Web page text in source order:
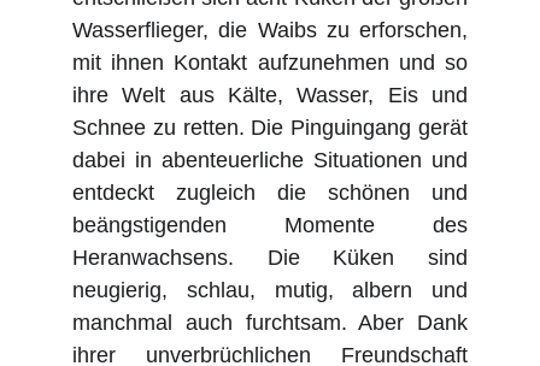
Wasserflieger, die Waibs zu erforschen,
mit ihnen Kontakt aufzunehmen und so
ihre Welt aus Kälte, Wasser, Eis und
Schnee zu retten. Die Pinguingang gerät
dabei in abenteuerliche Situationen und
entdeckt zugleich die schönen und
beängstigenden Momente des
Heranwachsens. Die Küken sind
neugierig, schlau, mutig, albern und
manchmal auch furchtsam. Aber Dank
ihrer unverbrüchlichen Freundschaft